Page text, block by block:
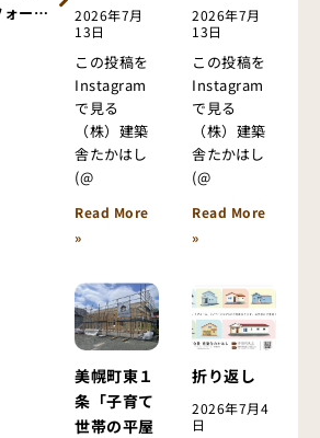
リフォームのご相談はお気軽に
2026年7月
13日
この投稿を
Instagram
で見る
（株）建築
舎たかはし
(@
Read More
»
2026年7月
13日
この投稿を
Instagram
で見る
（株）建築
舎たかはし
(@
Read More
»
美幌町東１
条「子育て
世帯の平屋
折り返し
2026年7月4
日